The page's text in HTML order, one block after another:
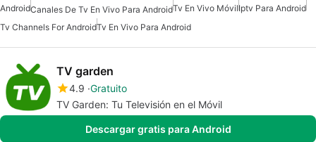
AndroidCanales De Tv En Vivo Para AndroidTv En Vivo MóvilIptv Para Android
Tv Channels For AndroidTv En Vivo Para Android
TV garden
4.9 Gratuito
TV Garden: Tu Televisión en el Móvil
Descargar gratis para Android